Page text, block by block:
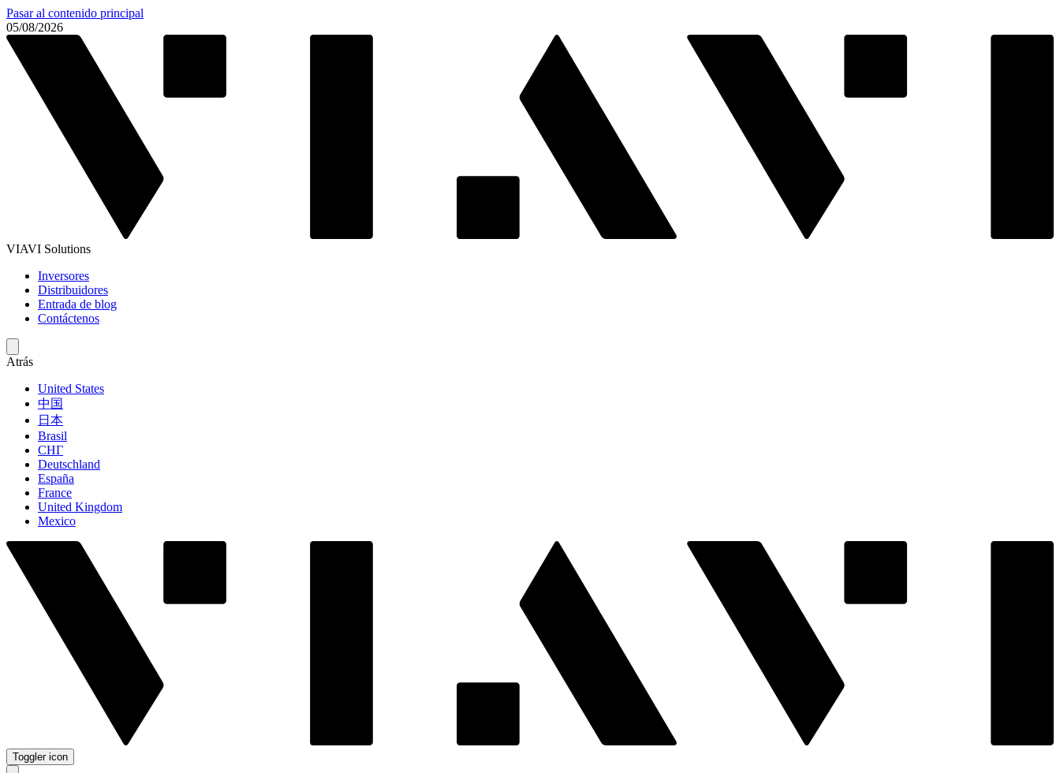
Pasar al contenido principal
05/08/2026
VIAVI Solutions
Inversores
Distribuidores
Entrada de blog
Contáctenos
Atrás
United States
中国
日本
Brasil
СНГ
Deutschland
España
France
United Kingdom
Mexico
Toggler icon